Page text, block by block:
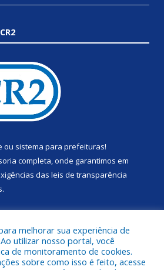
ou sistema para prefeituras!
completa, onde garantimos em
das leis de transparência
melhorar sua experiência de
utilizar nosso portal, você
de monitoramento de cookies.
sobre como isso é feito, acesse